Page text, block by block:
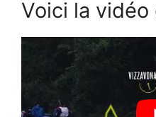
Voici la